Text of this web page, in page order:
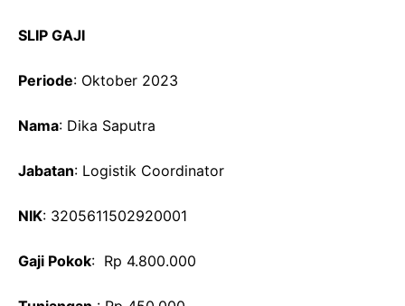
SLIP GAJI
Periode: Oktober 2023
Nama: Dika Saputra
Jabatan: Logistik Coordinator
NIK: 3205611502920001
Gaji Pokok: Rp 4.800.000